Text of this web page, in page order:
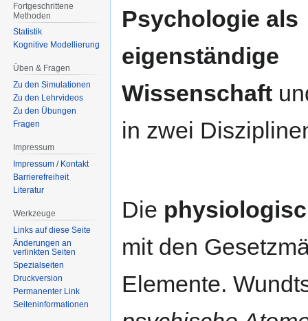
Psychologie als
eigenständige
Wissenschaft
in zwei
Die
mit den
Elemente.
Fortgeschrittene
Methoden
Statistik
Kognitive Modellierung
Üben & Fragen
Zu den Simulationen
Zu den Lehrvideos
Zu den Übungen
Fragen
Impressum
Impressum / Kontakt
Barrierefreiheit
Literatur
Werkzeuge
Links auf diese Seite
Änderungen an
verlinkten Seiten
Spezialseiten
Druckversion
Permanenter Link
Seiten­informationen